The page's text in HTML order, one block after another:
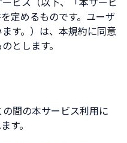
定めるものです。ユーザ
す。）は、本規約に同意
とします。
間の本サービス利用に
す。